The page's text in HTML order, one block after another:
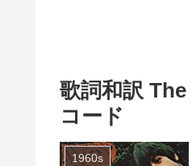
歌詞和訳
コード
1960s